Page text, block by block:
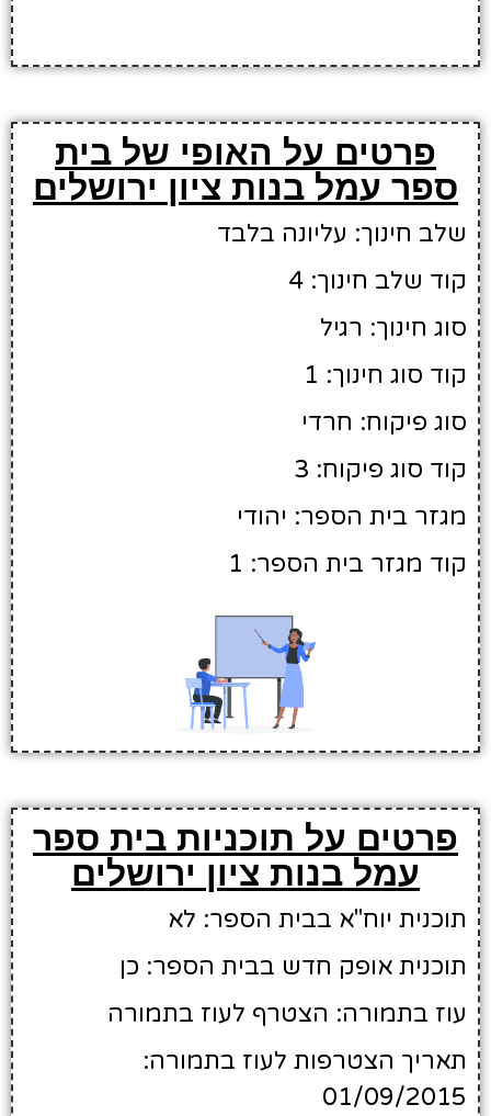
פרטים על האופי של בית
ספר עמל בנות ציון ירושלים
שלב חינוך: עליונה בלבד
קוד שלב חינוך: 4
סוג חינוך: רגיל
קוד סוג חינוך: 1
סוג פיקוח: חרדי
קוד סוג פיקוח: 3
מגזר בית הספר: יהודי
קוד מגזר בית הספר: 1
פרטים על תוכניות בית ספר
עמל בנות ציון ירושלים
תוכנית יוח"א בבית הספר: לא
תוכנית אופק חדש בבית הספר: כן
עוז בתמורה: הצטרף לעוז בתמורה
תאריך הצטרפות לעוז בתמורה:
01/09/2015